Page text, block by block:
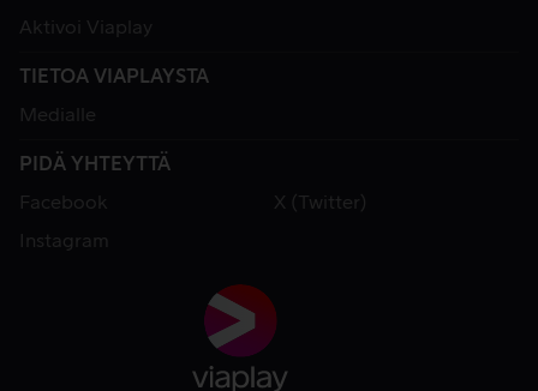
Aktivoi Viaplay
TIETOA VIAPLAYSTA
Medialle
PIDÄ YHTEYTTÄ
Facebook
X (Twitter)
Instagram